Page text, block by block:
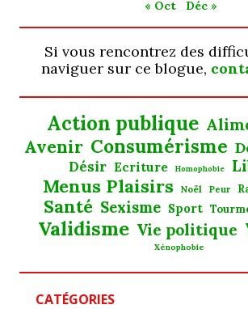
« Oct Déc »
Si vous rencontrez des
naviguer sur ce blogue,
Action publique
Avenir Consumérisme
Désir Ecriture Homophobie
Menus Plaisirs Noël Peur
Santé Sexisme Sport
Validisme Vie politique
Xénophobie
CATÉGORIES